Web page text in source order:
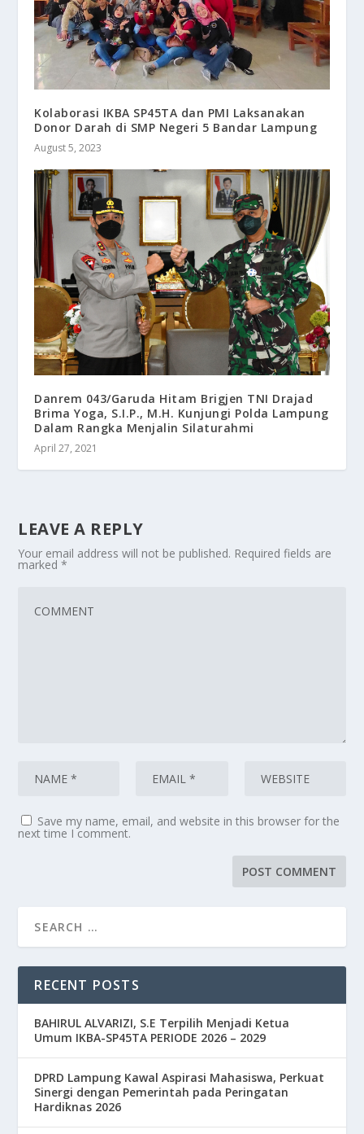
Kolaborasi IKBA SP45TA dan PMI Laksanakan
Donor Darah di SMP Negeri 5 Bandar Lampung
August 5, 2023
Danrem 043/Garuda Hitam Brigjen TNI Drajad
Brima Yoga, S.I.P., M.H. Kunjungi Polda Lampung
Dalam Rangka Menjalin Silaturahmi
April 27, 2021
LEAVE A REPLY
Your email address will not be published. Required fields are
marked*
Save my name, email, and website in this browser for the
next time I comment.
RECENT POSTS
BAHIRUL ALVARIZI, S.E Terpilih Menjadi Ketua
Umum IKBA-SP45TA PERIODE 2026 – 2029
DPRD Lampung Kawal Aspirasi Mahasiswa, Perkuat
Sinergi dengan Pemerintah pada Peringatan
Hardiknas 2026